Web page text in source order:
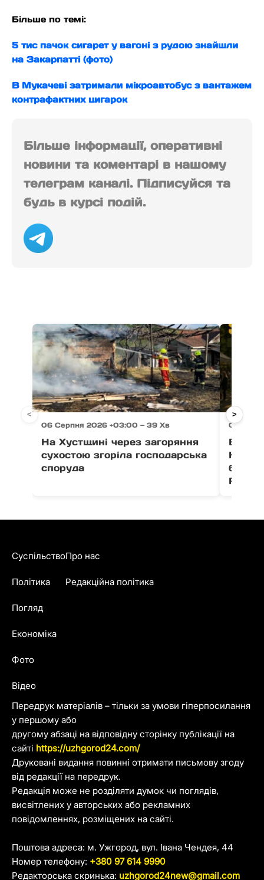
Більше по темі:
5 тис пачок сигарет у вагоні з рудою знайшли
на Закарпатті (фото)
В Мукачеві затримали мікроавтобус з вантажем
контрафактних цигарок
Більше інформації, оперативні
новини та коментарі в нашому
телеграм каналі. Підписуйся та
будь в курсі подій.
06 Серпня 2026 +03:00 — 39 Хв
На Хустщині через загоряння
сухостою згоріла господарська
споруда
06
В
Fest
< >
Передрук матеріалів – тільки за умови гіперпосилання
у першому або
другому абзаці на відповідну сторінку публікації на
сайті https://uzhgorod24.com/
Друковані видання повинні отримати письмову згоду
від редакції на передрук.
Редакція може не розділяти думок чи поглядів,
висвітлених у авторських або рекламних
повідомленнях, розміщених на сайті.
Поштова адреса: м. Ужгород, вул. Івана Чендея, 44
Номер телефону: +380 97 614 9990
Редакторська скринька: uzhgorod24new@gmail.com
Суспільство
Політика
Погляд
Економіка
Фото
Відео
Про нас
Редакційна політика